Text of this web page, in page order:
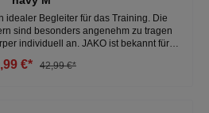
idealer Begleiter für das Training. Die
sind besonders angenehm zu tragen
individuell an. JAKO ist bekannt für
bis XXL ist für Kinder und Herren mit
€* 42,99 €*